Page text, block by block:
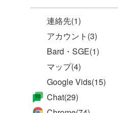
連絡先(1)
アカウント (3)
Bard・SGE(1)
マップ(4)
Google Vids(15)
Chat(29)